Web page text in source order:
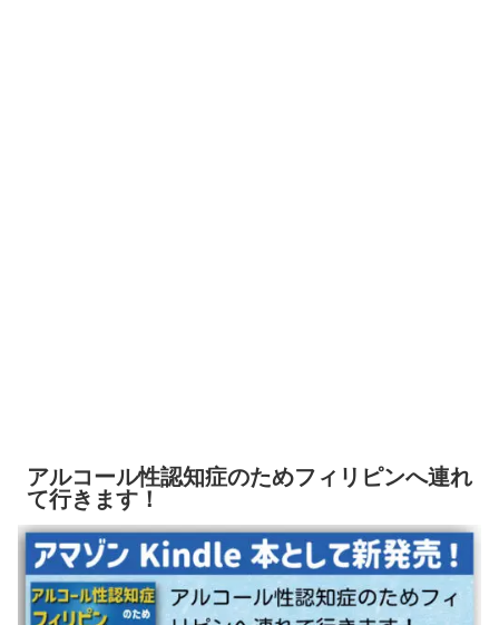
アルコール性認知症のためフィリピンへ連れ
て行きます！